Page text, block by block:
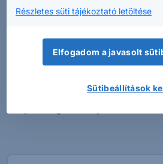
alkalmazáson túl figyelmébe
kereső funkcióját is.Kérjük
a csak angol nyelven elérhető
termékekben csak akkor
mértékben tájékozottak az adott
Részletes süti tájékoztató letöltése
Elfogadom a javasolt
Sütibeállítások